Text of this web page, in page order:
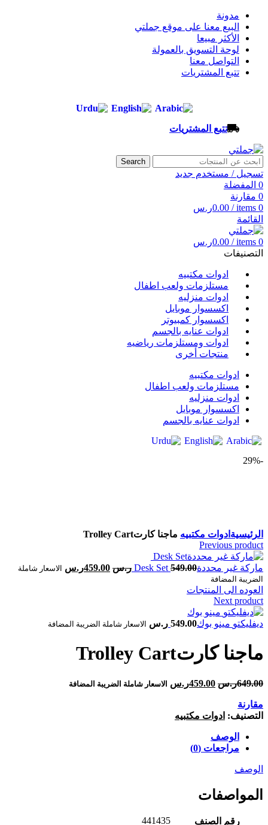
مدونة
البيع معنا على موقع جملتي
الأكثر مبيعا
لوحة التسويق بالعمولة
التواصل معنا
تتبع المشتريات
تتبع المشتريات
Search
تسجيل / مستخدم جديد
0 المفضلة
0 مقارنة
0
items
/
0.00ر.س
القائمة
0
items
/
0.00ر.س
التصنيفات
ادوات مكتبيه
مستلزمات ولعب اطفال
ادوات منزليه
اكسسوار موبايل
اكسسوار كمبيوتر
ادوات عنايه بالجسم
ادوات ومستلزمات رياضيه
منتجات أخرى
ادوات مكتبيه
مستلزمات ولعب اطفال
ادوات منزليه
اكسسوار موبايل
ادوات عنايه بالجسم
-29%
الرئيسية ادوات مكتبيه
Previous product
549.00 ر.س 459.00ر.س الاسعار شاملة
الضريبة المضافة
العوده الى المنتجات
Next product
549.00 ر.س الاسعار شاملة الضريبة المضافة
649.00ر.س 459.00ر.س الاسعار شاملة الضريبة المضافة
مقارنة
التصنيف: ادوات مكتبيه
الوصف
مراجعات (0)
الوصف
المواصفات
رقم الصنف
441435